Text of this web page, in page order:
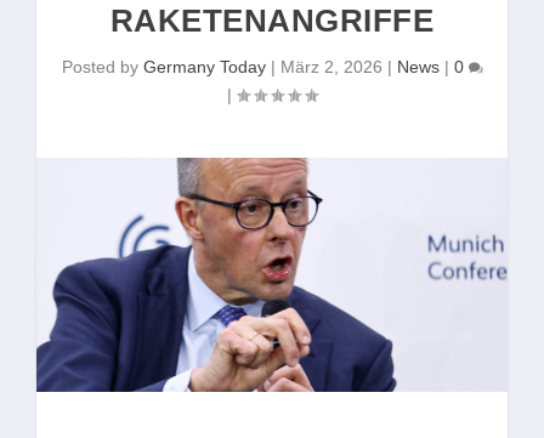
RAKETENANGRIFFE
Posted by Germany Today| März 2, 2026 | News| 0
|